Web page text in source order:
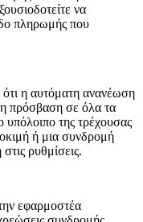
να
πληρωμής που
η αυτόματη ανανέωση
πρόσβαση σε όλα τα
υπόλοιπο της τρέχουσας
ή μια συνδρομή
ρυθμίσεις.
εφαρμοστέα